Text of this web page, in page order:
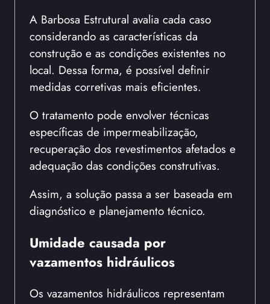
A Barbosa Estrutural avalia cada caso
considerando as características da
construção e as condições existentes no
local. Dessa forma, é possível definir
medidas corretivas mais eficientes.
O tratamento pode envolver técnicas
específicas de impermeabilização,
recuperação dos revestimentos afetados e
adequação das condições construtivas.
Assim, a solução passa a ser baseada em
diagnóstico e planejamento técnico.
Umidade causada por
vazamentos hidráulicos
Os vazamentos hidráulicos representam